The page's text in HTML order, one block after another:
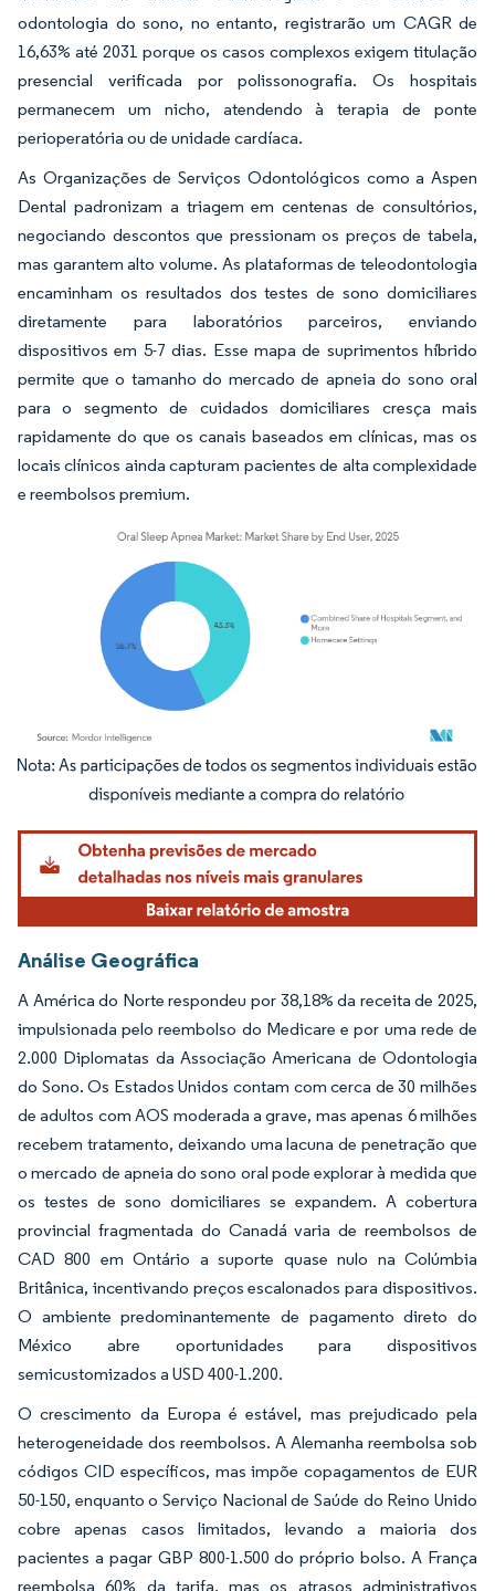
odontologia do sono, no entanto, registrarão um CAGR de
16,63% até 2031 porque os casos complexos exigem titulação
presencial verificada por polissonografia. Os hospitais
permanecem um nicho, atendendo à terapia de ponte
perioperatória ou de unidade cardíaca.
As Organizações de Serviços Odontológicos como a Aspen
Dental padronizam a triagem em centenas de consultórios,
negociando descontos que pressionam os preços de tabela,
mas garantem alto volume. As plataformas de teleodontologia
encaminham os resultados dos testes de sono domiciliares
diretamente para laboratórios parceiros, enviando
dispositivos em 5-7 dias. Esse mapa de suprimentos híbrido
permite que o tamanho do mercado de apneia do sono oral
para o segmento de cuidados domiciliares cresça mais
rapidamente do que os canais baseados em clínicas, mas os
locais clínicos ainda capturam pacientes de alta complexidade
e reembolsos premium.
Imagem © Mordor Intelligence. O reuso requer atribuição conforme CC BY 4.0.
Análise Geográfica
A América do Norte respondeu por 38,18% da receita de 2025,
impulsionada pelo reembolso do Medicare e por uma rede de
2.000 Diplomatas da Associação Americana de Odontologia
do Sono. Os Estados Unidos contam com cerca de 30 milhões
de adultos com AOS moderada a grave, mas apenas 6 milhões
recebem tratamento, deixando uma lacuna de penetração que
o mercado de apneia do sono oral pode explorar à medida que
os testes de sono domiciliares se expandem. A cobertura
provincial fragmentada do Canadá varia de reembolsos de
CAD 800 em Ontário a suporte quase nulo na Colúmbia
Britânica, incentivando preços escalonados para dispositivos.
O ambiente predominantemente de pagamento direto do
México abre oportunidades para dispositivos
semicustomizados a USD 400-1.200.
O crescimento da Europa é estável, mas prejudicado pela
heterogeneidade dos reembolsos. A Alemanha reembolsa sob
códigos CID específicos, mas impõe copagamentos de EUR
50-150, enquanto o Serviço Nacional de Saúde do Reino Unido
cobre apenas casos limitados, levando a maioria dos
pacientes a pagar GBP 800-1.500 do próprio bolso. A França
reembolsa 60% da tarifa, mas os atrasos administrativos